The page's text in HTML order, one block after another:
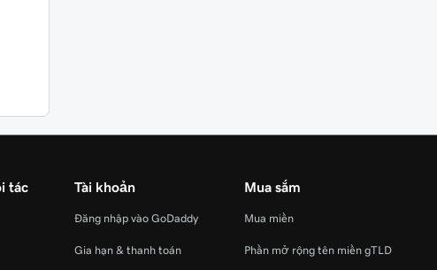
tác Tài khoản
Đăng nhập vào GoDaddy
Gia hạn & thanh toán
Mua sắm
Mua miền
Phần mở rộng tên miền gTLD